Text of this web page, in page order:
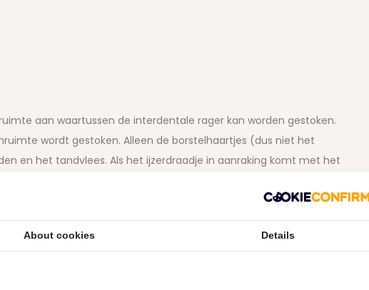
aan waartussen de interdentale rager kan worden gestoken.
wordt gestoken. Alleen de borstelhaartjes (dus niet het
en het tandvlees. Als het ijzerdraadje in aanraking komt met het
Geen probleem. De maatvoering is exact hetzelfde,
geworden t.o.v. een cylindrische vorm.
van de afmeting van de interdentale ruimte en kan jou
About cookies Details